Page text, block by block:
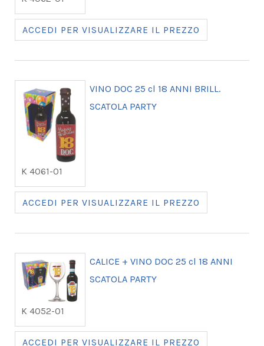
ACCEDI PER VISUALIZZARE IL PREZZO
K 4061-01
VINO DOC 25 cl 18 ANNI BRILL.
SCATOLA PARTY
ACCEDI PER VISUALIZZARE IL PREZZO
K 4052-01
CALICE + VINO DOC 25 cl 18 ANNI
SCATOLA PARTY
ACCEDI PER VISUALIZZARE IL PREZZO